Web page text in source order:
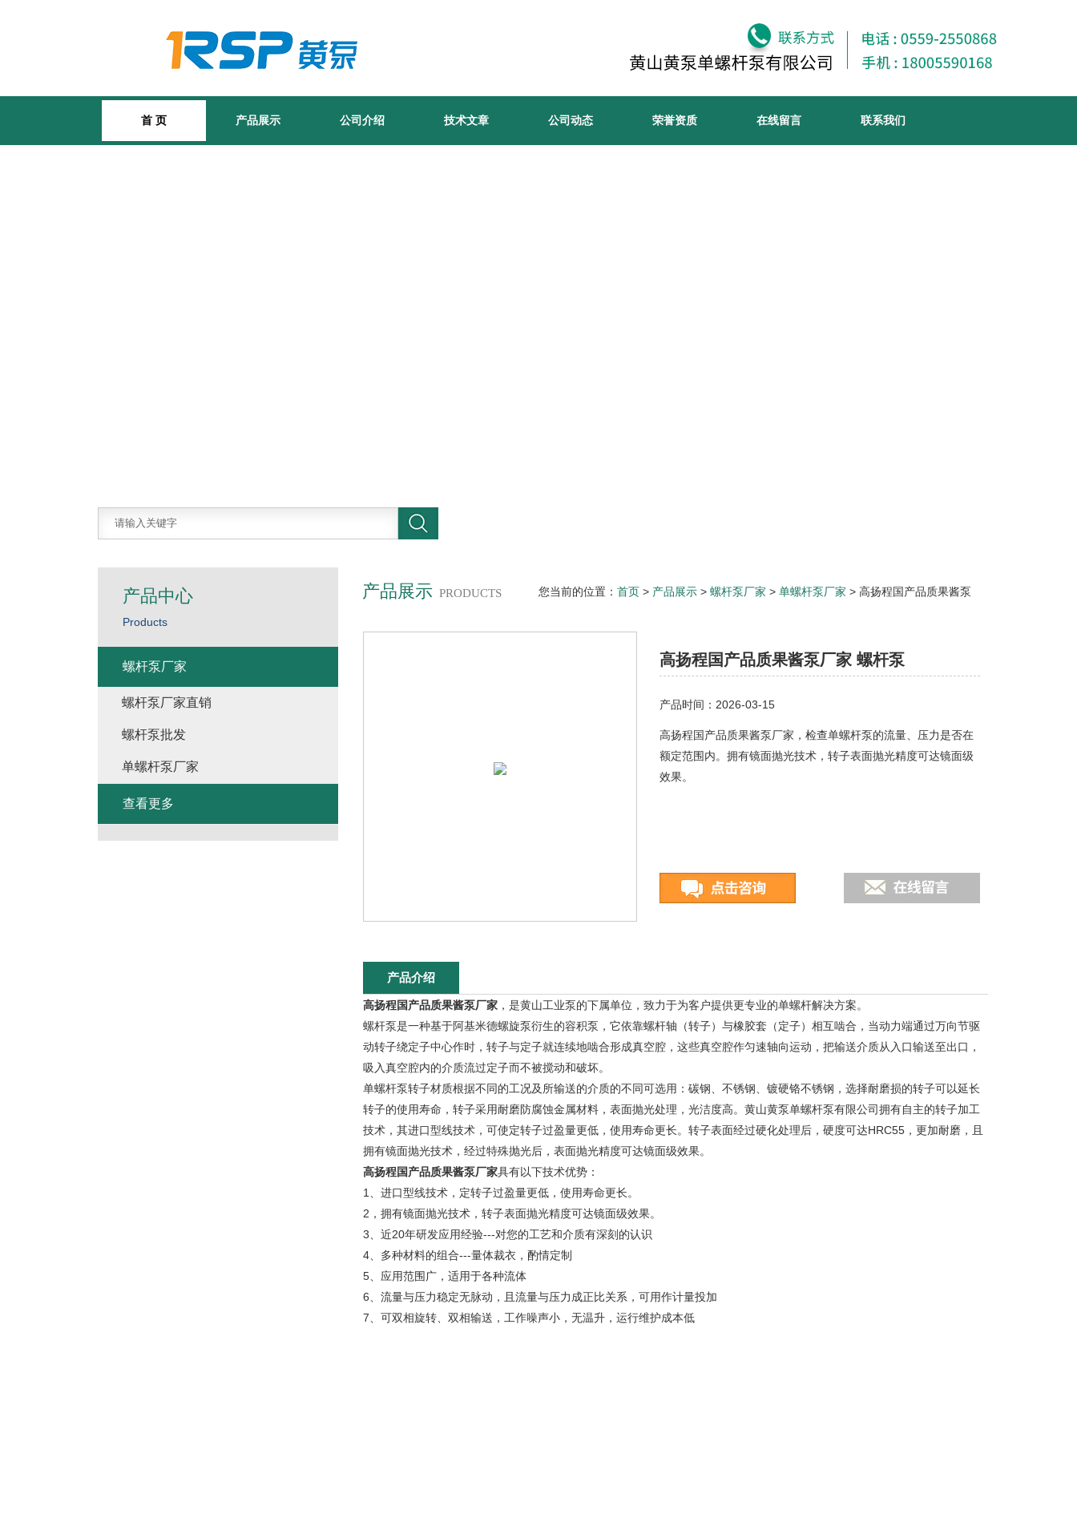
首 页 产品展示 公司介绍 技术文章 公司动态 荣誉资质 在线留言 联系我们
产品展示 PRODUCTS 您当前的位置： 首页 > 产品展示 > 螺杆泵厂家 > 单螺杆泵厂家 > 高扬程国产品质果酱泵
高扬程国产品质果酱泵厂家 螺杆泵
产品时间：2026-03-15
高扬程国产品质果酱泵厂家，检查单螺杆泵的流量、压力是否在
额定范围内。拥有镜面抛光技术，转子表面抛光精度可达镜面级
效果。
产品介绍
高扬程国产品质果酱泵厂家 ，是黄山工业泵的下属单位，致力于为客户提供更专业的单螺杆解决方案。
螺杆泵是一种基于阿基米德螺旋泵衍生的容积泵，它依靠螺杆轴（转子）与橡胶套（定子）相互啮合，当动力端通过万向节驱
动转子绕定子中心作时，转子与定子就连续地啮合形成真空腔，这些真空腔作匀速轴向运动，把输送介质从入口输送至出口，
吸入真空腔内的介质流过定子而不被搅动和破坏。
单螺杆泵转子材质根据不同的工况及所输送的介质的不同可选用：碳钢、不锈钢、镀硬铬不锈钢，选择耐磨损的转子可以延长
转子的使用寿命，转子采用耐磨防腐蚀金属材料，表面抛光处理，光洁度高。黄山黄泵单螺杆泵有限公司拥有自主的转子加工
技术，其进口型线技术，可使定转子过盈量更低，使用寿命更长。转子表面经过硬化处理后，硬度可达HRC55，更加耐磨，且
拥有镜面抛光技术，经过特殊抛光后，表面抛光精度可达镜面级效果。
高扬程国产品质果酱泵厂家具有以下技术优势：
1、进口型线技术，定转子过盈量更低，使用寿命更长。
2，拥有镜面抛光技术，转子表面抛光精度可达镜面级效果。
3、近20年研发应用经验---对您的工艺和介质有深刻的认识
4、多种材料的组合---量体裁衣，酌情定制
5、应用范围广，适用于各种流体
6、流量与压力稳定无脉动，且流量与压力成正比关系，可用作计量投加
7、可双相旋转、双相输送，工作噪声小，无温升，运行维护成本低
产品中心
Products
螺杆泵厂家
螺杆泵厂家直销
螺杆泵批发
单螺杆泵厂家
查看更多